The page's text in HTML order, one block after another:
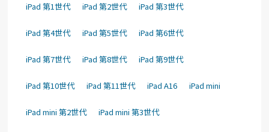
iPad 第1世代 iPad 第2世代 iPad 第3世代
iPad 第4世代 iPad 第5世代 iPad 第6世代
iPad 第7世代 iPad 第8世代 iPad 第9世代
iPad 第10世代 iPad 第11世代 iPad A16 iPad mini
iPad mini 第2世代 iPad mini 第3世代